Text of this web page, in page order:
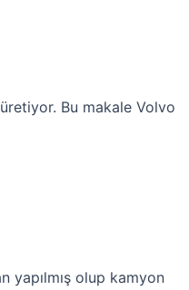
Bu makale Volvo
yapılmış olup kamyon